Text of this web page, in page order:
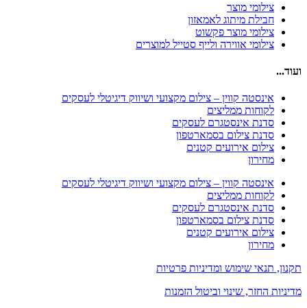
צילומי מוצר
חבילת מיתוג לאמאזון‎
צילומי מוצר פקשוט
צילומי אווירה ולייף סטייל למוצרים
ועוד...
אינסטה קווין – צילום מקצועי ושיווק דיגיטלי לעסקים
לקוחות ממליצים
סדנת אינסטגרם לעסקים
סדנת צילום בסמארטפון
צילום אירועים קטנים
מחירון
אינסטה קווין – צילום מקצועי ושיווק דיגיטלי לעסקים
לקוחות ממליצים
סדנת אינסטגרם לעסקים
סדנת צילום בסמארטפון
צילום אירועים קטנים
מחירון
תקנון, תנאי שימוש ומדיניות פרטיות
מדיניות החזר, שינוי וביטול הזמנות